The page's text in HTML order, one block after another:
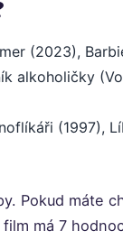
(2023),
alkoholičky
(1997),
Pokud máte
má 7